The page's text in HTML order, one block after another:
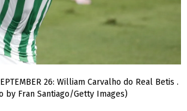
26: William Carvalho do Real Betis .
by Fran Santiago/Getty Images)